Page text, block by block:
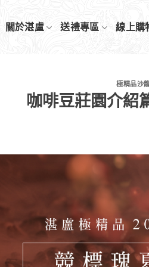
關於湛盧 送禮專區 線上購
極精品沙
咖啡豆莊園介紹